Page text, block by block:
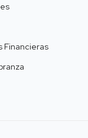
Financieras